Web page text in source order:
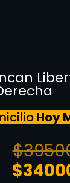
Hoy
$
$